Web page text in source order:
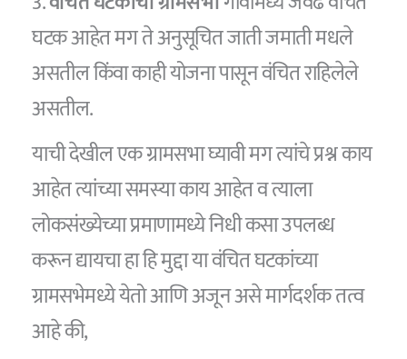
घटक आहेत मग ते अनुसूचित जाती जमाती मधले
असतील किंवा काही योजना पासून वंचित राहिलेले
असतील.
याची देखील एक ग्रामसभा घ्यावी मग त्यांचे प्रश्न काय
आहेत त्यांच्या समस्या काय आहेत व त्याला
लोकसंख्येच्या प्रमाणामध्ये निधी कसा उपलब्ध
करून द्यायचा हा हि मुद्दा या वंचित घटकांच्या
ग्रामसभेमध्ये येतो आणि अजून असे मार्गदर्शक तत्व
आहे की,